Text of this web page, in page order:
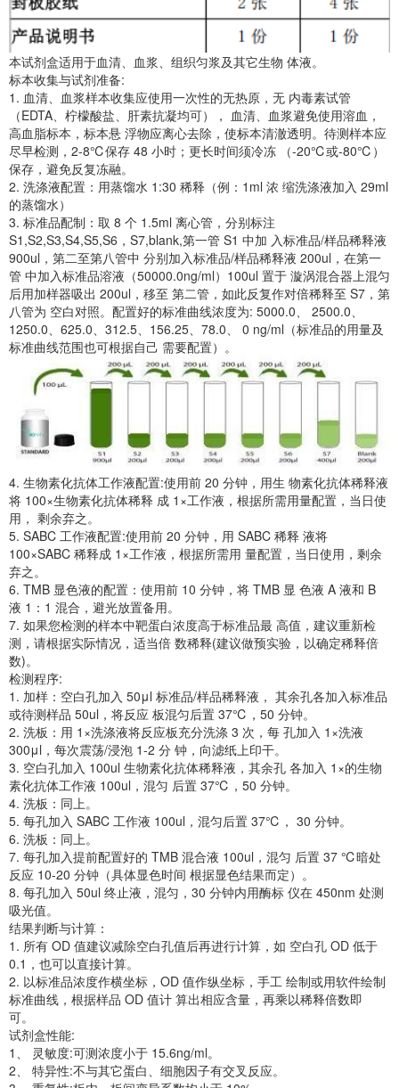
本试剂盒适用于血清、血浆、组织匀浆及其它生物 体液。
标本收集与试剂准备:
1. 血清、血浆样本收集应使用一次性的无热原，无 内毒素试管
（EDTA、柠檬酸盐、肝素抗凝均可）， 血清、血浆避免使用溶血，
高血脂标本，标本悬 浮物应离心去除，使标本清澈透明。待测样本应
尽早检测，2-8℃保存 48 小时；更长时间须冷冻 （-20℃或-80℃）
保存，避免反复冻融。
2. 洗涤液配置：用蒸馏水 1:30 稀释（例：1ml 浓 缩洗涤液加入 29ml
的蒸馏水）
3. 标准品配制：取 8 个 1.5ml 离心管，分别标注
S1,S2,S3,S4,S5,S6，S7,blank,第一管 S1 中加 入标准品/样品稀释液
900ul，第二至第八管中 分别加入标准品/样品稀释液 200ul，在第一
管 中加入标准品溶液（50000.0ng/ml）100ul 置于 漩涡混合器上混匀
后用加样器吸出 200ul，移至 第二管，如此反复作对倍稀释至 S7，第
八管为 空白对照。配置好的标准曲线浓度为: 5000.0、 2500.0、
1250.0、625.0、312.5、156.25、78.0、 0 ng/ml（标准品的用量及
标准曲线范围也可根据自己 需要配置）。
4. 生物素化抗体工作液配置:使用前 20 分钟，用生 物素化抗体稀释液
将 100×生物素化抗体稀释 成 1×工作液，根据所需用量配置，当日使
用， 剩余弃之。
5. SABC 工作液配置:使用前 20 分钟，用 SABC 稀释 液将
100×SABC 稀释成 1×工作液，根据所需用 量配置，当日使用，剩余
弃之。
6. TMB 显色液的配置：使用前 10 分钟，将 TMB 显 色液 A 液和 B
液 1：1 混合，避光放置备用。
7. 如果您检测的样本中靶蛋白浓度高于标准品最 高值，建议重新检
测，请根据实际情况，适当倍 数稀释(建议做预实验，以确定稀释倍
数)。
检测程序:
1. 加样：空白孔加入 50μl 标准品/样品稀释液， 其余孔各加入标准品
或待测样品 50ul，将反应 板混匀后置 37℃，50 分钟。
2. 洗板：用 1×洗涤液将反应板充分洗涤 3 次，每 孔加入 1×洗液
300μl，每次震荡/浸泡 1-2 分 钟，向滤纸上印干。
3. 空白孔加入 100ul 生物素化抗体稀释液，其余孔 各加入 1×的生物
素化抗体工作液 100ul，混匀 后置 37℃，50 分钟。
4. 洗板：同上。
5. 每孔加入 SABC 工作液 100ul，混匀后置 37℃， 30 分钟。
6. 洗板：同上。
7. 每孔加入提前配置好的 TMB 混合液 100ul，混匀 后置 37 ℃暗处
反应 10-20 分钟（具体显色时间 根据显色结果而定）。
8. 每孔加入 50ul 终止液，混匀，30 分钟内用酶标 仪在 450nm 处测
吸光值。
结果判断与计算：
1. 所有 OD 值建议减除空白孔值后再进行计算，如 空白孔 OD 低于
0.1，也可以直接计算。
2. 以标准品浓度作横坐标，OD 值作纵坐标，手工 绘制或用软件绘制
标准曲线，根据样品 OD 值计 算出相应含量，再乘以稀释倍数即
可。
试剂盒性能:
1、 灵敏度:可测浓度小于 15.6ng/ml。
2、 特异性:不与其它蛋白、细胞因子有交叉反应。